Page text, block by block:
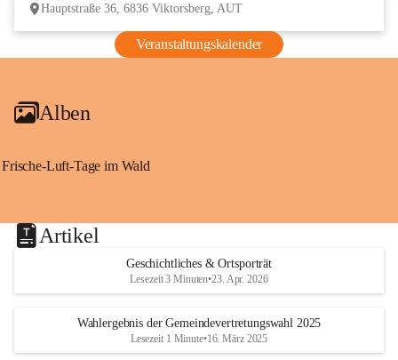
Hauptstraße 36, 6836 Viktorsberg, AUT
Veranstaltungskalender
Alben
Frische-Luft-Tage im Wald
Artikel
Geschichtliches & Ortsporträt
Lesezeit 3 Minuten•23. Apr. 2026
Wahlergebnis der Gemeindevertretungswahl 2025
Lesezeit 1 Minute•16. März 2025